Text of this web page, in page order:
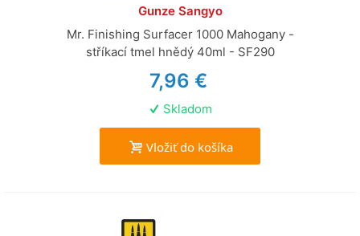
Gunze Sangyo
Mr. Finishing Surfacer 1000 Mahogany -
stříkací tmel hnědý 40ml - SF290
7,96 €
Skladom
Vložiť do košíka